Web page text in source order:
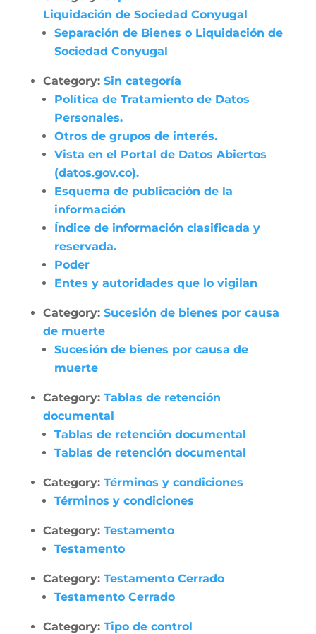
Liquidación de Sociedad Conyugal
Separación de Bienes o Liquidación de
Sociedad Conyugal
Category: Sin categoría
Política de Tratamiento de Datos
Personales.
Otros de grupos de interés.
Vista en el Portal de Datos Abiertos
(datos.gov.co).
Esquema de publicación de la
información
Índice de información clasificada y
reservada.
Poder
Entes y autoridades que lo vigilan
Category: Sucesión de bienes por causa
de muerte
Sucesión de bienes por causa de
muerte
Category: Tablas de retención
documental
Tablas de retención documental
Tablas de retención documental
Category: Términos y condiciones
Términos y condiciones
Category: Testamento
Testamento
Category: Testamento Cerrado
Testamento Cerrado
Category: Tipo de control